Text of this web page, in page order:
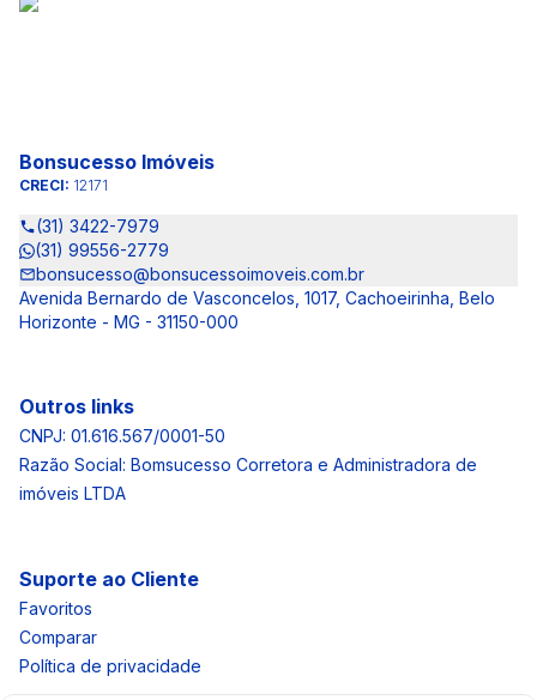
Bonsucesso Imóveis
CRECI: 12171
(31) 3422-7979
(31) 99556-2779
bonsucesso@bonsucessoimoveis.com.br
Avenida Bernardo de Vasconcelos, 1017, Cachoeirinha, Belo
Horizonte - MG - 31150-000
Outros links
CNPJ: 01.616.567/0001-50
Razão Social: Bomsucesso Corretora e Administradora de
imóveis LTDA
Suporte ao Cliente
Favoritos
Comparar
Política de privacidade